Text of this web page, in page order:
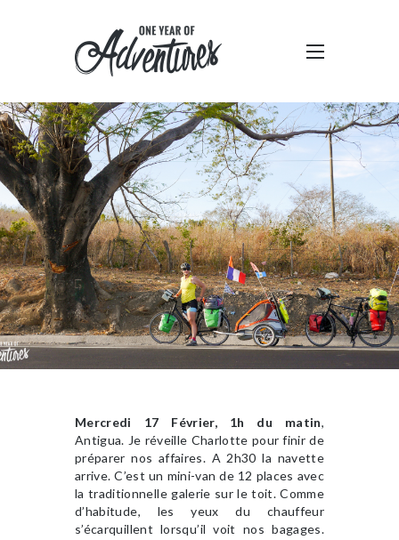
Mercredi 17 Février, 1h du matin,
Antigua. Je réveille Charlotte pour finir de
préparer nos affaires. A 2h30 la navette
arrive. C’est un mini-van de 12 places avec
la traditionnelle galerie sur le toit. Comme
d’habitude, les yeux du chauffeur
s’écarquillent lorsqu’il voit nos bagages.